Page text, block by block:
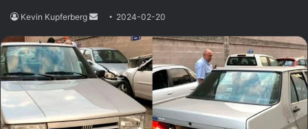
Kevin Kupferberg
Send
email
2024-02-20